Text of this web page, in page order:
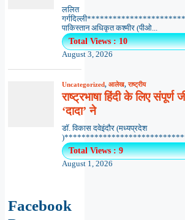
ललित
पाकिस्तान अधिकृत कश्मीर (पीओ...
Total Views : 10
August 3, 2026
Uncategorized, आलेख,राष्ट्रीय
राष्ट्रभाषा हिंदी के लिए संपूर्ण
‘दादा’ ने
डॉ. विकास दवेइंदौर (मध्यप्रदेश
Total Views : 9
August 1, 2026
Facebook